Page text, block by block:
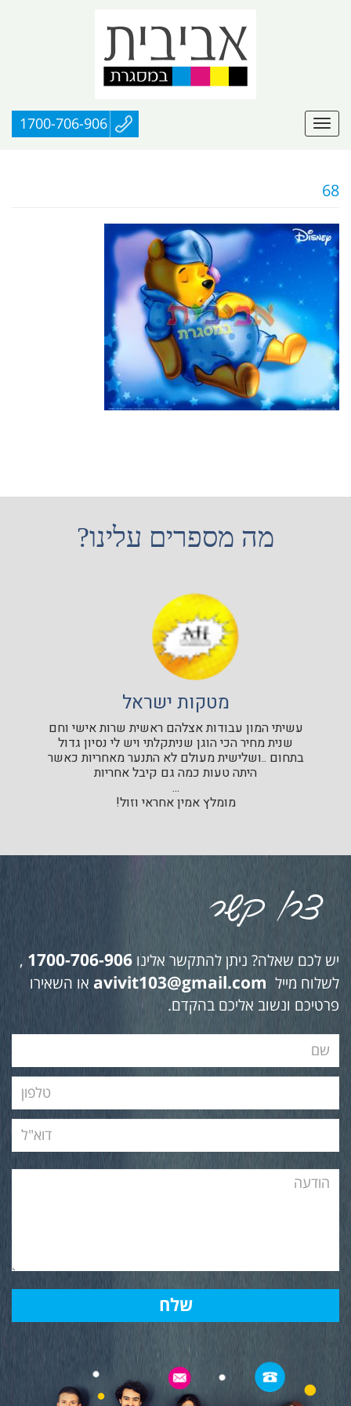
1700-706-906
68
מה מספרים עלינו?
מטקות ישראל
עשיתי המון עבודות אצלהם ראשית שרות אישי וחם
שנית מחיר הכי הוגן שניתקלתי ויש לי נסיון גדול
בתחום ..ושלישית מעולם לא התנער מאחריות כאשר
היתה טעות כמה גם קיבל אחריות
...
מומלץ אמין אחראי וזול!
יש לכם שאלה? ניתן להתקשר אלינו 1700-706-906
,
לשלוח מייל avivit103@gmail.com או השאירו
פרטיכם ונשוב אליכם בהקדם.